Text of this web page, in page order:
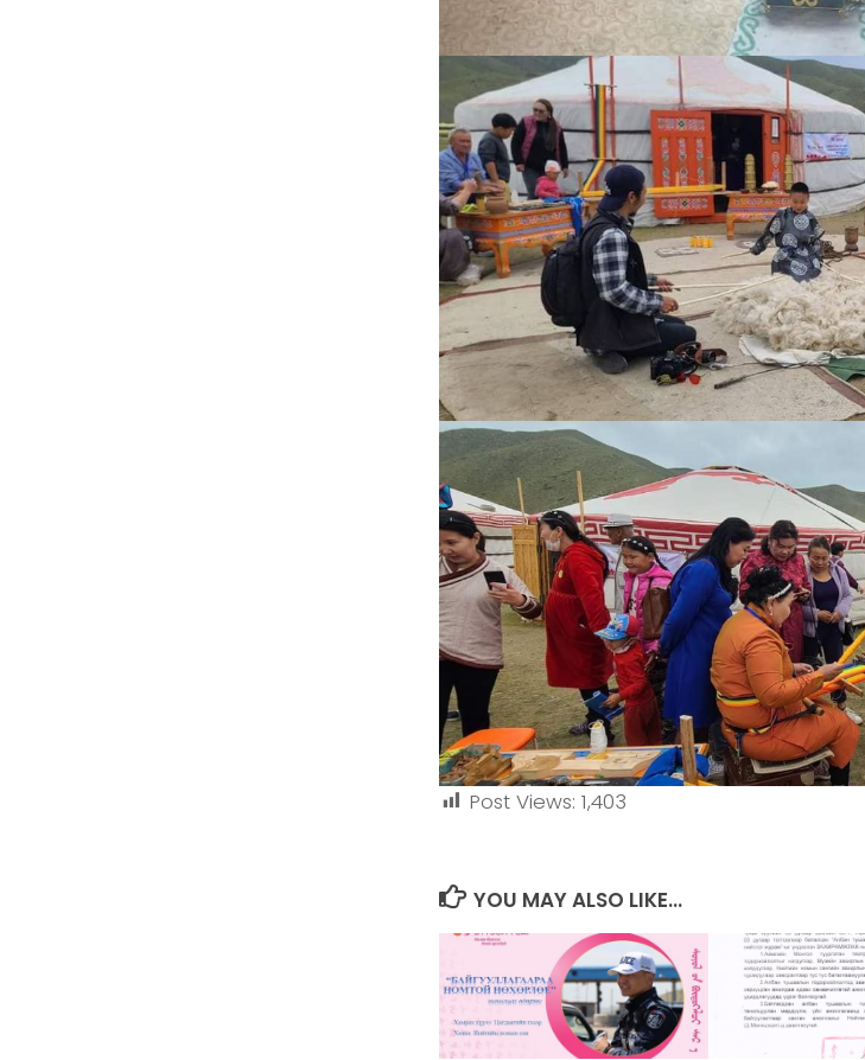
Post Views: 1,403
YOU MAY ALSO LIKE...